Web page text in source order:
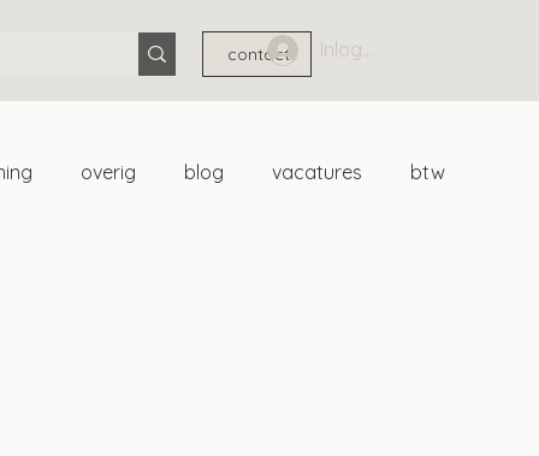
contact Inloggen
overig blog vacatures btw